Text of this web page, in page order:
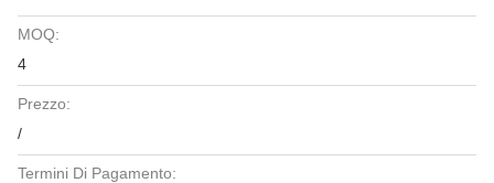
MOQ:
4
Prezzo:
/
Termini Di Pagamento: